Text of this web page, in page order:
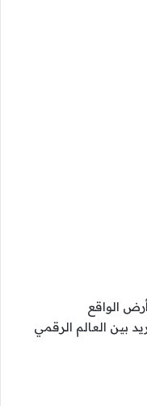
الواقع
بين العالم الرقمي